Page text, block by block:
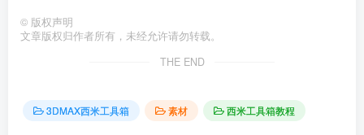
© 版权声明
文章版权归作者所有，未经允许请勿转载。
THE END
3DMAX西米工具箱 素材 西米工具箱教程